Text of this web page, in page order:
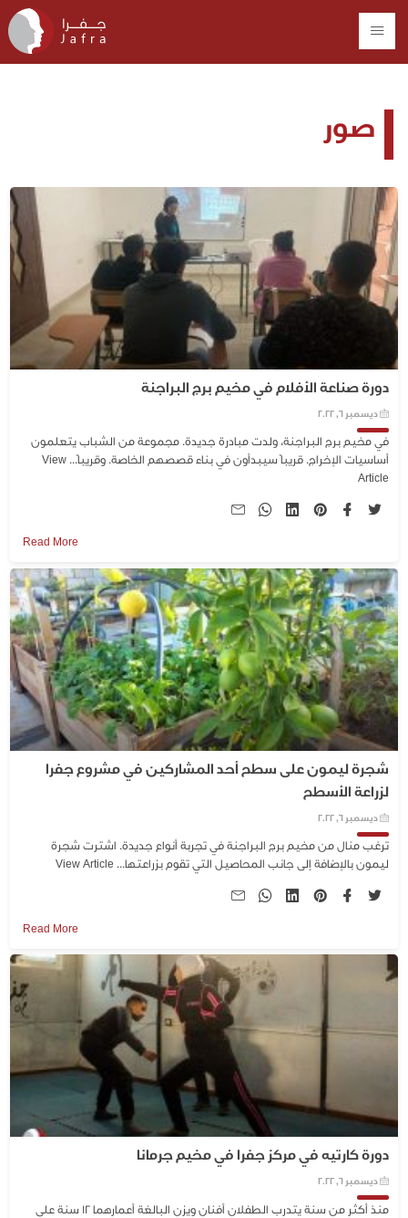
صور
دورة صناعة الأفلام في مخيم برج البراجنة
ديسمبر 6, 2022
في مخيم برج البراجنة، ولدت مبادرة جديدة. مجموعة من الشباب يتعلمون
أساسيات الإخراج. قريباً سيبدأون في بناء قصصهم الخاصة. وقريباً...View
Article
Read More
شجرة ليمون على سطح أحد المشاركين في مشروع جفرا
لزراعة الأسطح
ديسمبر 6, 2022
ترغب منال من مخيم برج البراجنة في تجربة أنواع جديدة. اشترت شجرة
ليمون بالإضافة إلى جانب المحاصيل التي تقوم بزراعتها... View Article
Read More
دورة كارتيه في مركز جفرا في مخيم جرمانا
ديسمبر 6, 2022
منذ أكثر من سنة يتدرب الطفلان أفنان ويزن البالغة أعمارهما ١٢ سنة على